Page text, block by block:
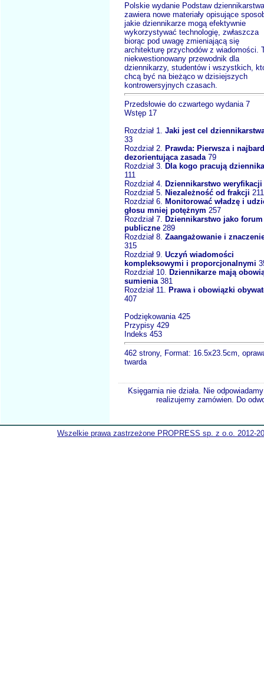
Polskie wydanie Podstaw dziennikarstwa
zawiera nowe materiały opisujące
jakie dziennikarze mogą efektywnie
wykorzystywać technologię, zwłaszcza
biorąc pod uwagę zmieniającą się
architekturę przychodów z wiadomości.
niekwestionowany przewodnik dla
dziennikarzy, studentów i wszystkich,
chcą być na bieżąco w dzisiejszych
kontrowersyjnych czasach.
Przedsłowie do czwartego wydania 7
Wstęp 17
Rozdział 1. Jaki jest cel
33
Rozdział 2.
Prawda: Pierwsza i
dezorientująca zasada 79
Rozdział 3.
Dla kogo pracują
111
Rozdział 4.
Dziennikarstwo weryfikacji
Rozdział 5.
Niezależność od frakcji 211
Rozdział 6.
Monitorować władzę i
głosu mniej potężnym 257
Rozdział 7.
Dziennikarstwo jako forum
publiczne 289
Rozdział 8. Zaangażowanie i
315
Rozdział 9. Uczyń wiadomości
kompleksowymi i proporcjonalnymi
Rozdział 10.
Dziennikarze mają
sumienia 381
Rozdział 11.
Prawa i obowiązki
407
Podziękowania 425
Przypisy 429
Indeks 453
462 strony, Format: 16.5x23.5cm,
twarda
Księgarnia nie działa. Nie
realizujemy zamówien. Do
Wszelkie prawa zastrzeżone PROPRESS sp. z o.o. 2012-